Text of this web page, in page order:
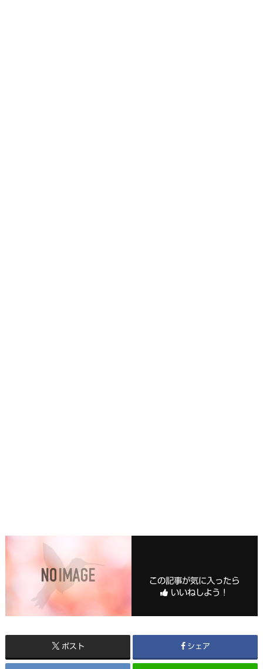
この記事が気に入ったら
いいねしよう！
ポスト シェア